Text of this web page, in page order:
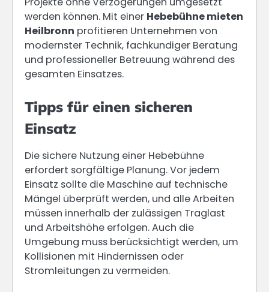
werden können. Mit einer Hebebühne mieten
Heilbronn profitieren Unternehmen von
modernster Technik, fachkundiger Beratung
und professioneller Betreuung während des
gesamten Einsatzes.
Tipps für einen sicheren
Einsatz
Die sichere Nutzung einer Hebebühne
erfordert sorgfältige Planung. Vor jedem
Einsatz sollte die Maschine auf technische
Mängel überprüft werden, und alle Arbeiten
müssen innerhalb der zulässigen Traglast
und Arbeitshöhe erfolgen. Auch die
Umgebung muss berücksichtigt werden, um
Kollisionen mit Hindernissen oder
Stromleitungen zu vermeiden.